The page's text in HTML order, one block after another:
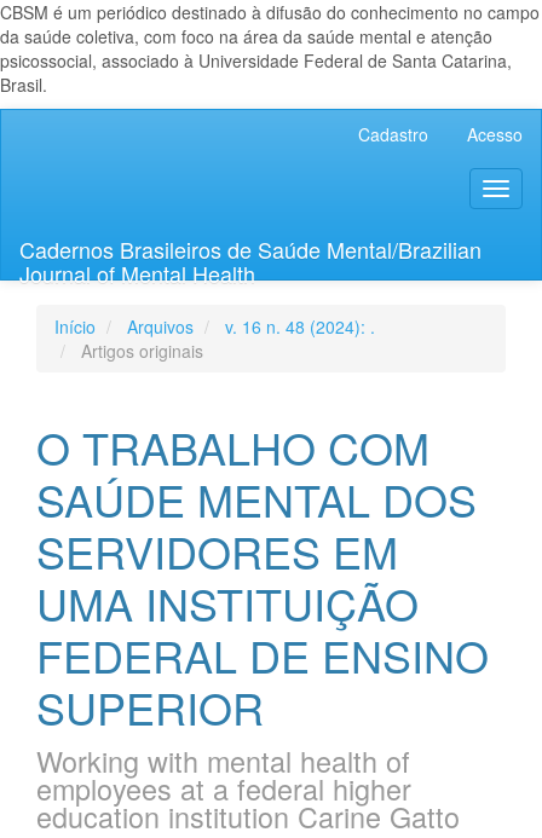
CBSM é um periódico destinado à difusão do conhecimento no campo
da saúde coletiva, com foco na área da saúde mental e atenção
psicossocial, associado à Universidade Federal de Santa Catarina,
Brasil.
Lateral
Cadastro Acesso
Cadernos Brasileiros de Saúde Mental/Brazilian
Journal of Mental Health
Início Arquivos
v. 16 n. 48 (2024): .
Artigos originais
O TRABALHO COM
SAÚDE MENTAL DOS
SERVIDORES EM
UMA INSTITUIÇÃO
FEDERAL DE ENSINO
SUPERIOR
Working with mental health of
employees at a federal higher
education institution Carine Gatto